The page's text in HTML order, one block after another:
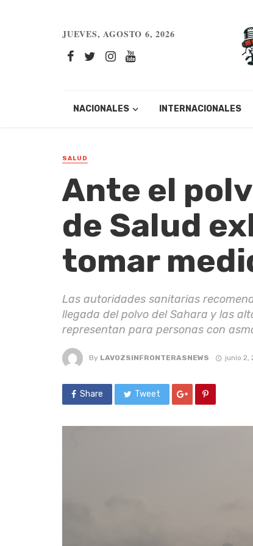
JUEVES, AGOSTO 6, 2026
NACIONALES INTERNACIONALES
SALUD
Ante el
de Salud
tomar
Las autoridades sanitarias
llegada del polvo del Sahara y las
representan para personas con
By LAVOZSINFRONTERASNEWS junio 2,
Share Tweet